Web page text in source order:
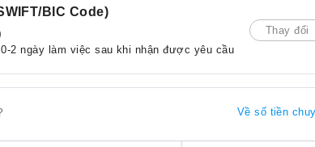
BIC Code)
2 ngày làm việc sau khi nhận được yêu cầu
Thay đổi
Về số tiền